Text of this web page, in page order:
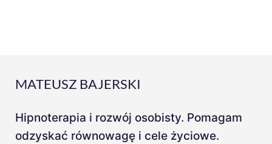
MATEUSZ BAJERSKI
Hipnoterapia i rozwój osobisty. Pomagam
odzyskać równowagę i cele życiowe.